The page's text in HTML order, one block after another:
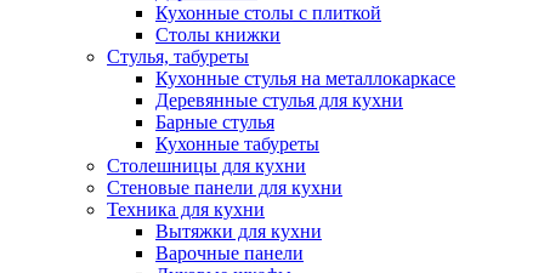
Кухонные столы с плиткой
Столы книжки
Стулья, табуреты
Кухонные стулья на металлокаркасе
Деревянные стулья для кухни
Барные стулья
Кухонные табуреты
Столешницы для кухни
Стеновые панели для кухни
Техника для кухни
Вытяжки для кухни
Варочные панели